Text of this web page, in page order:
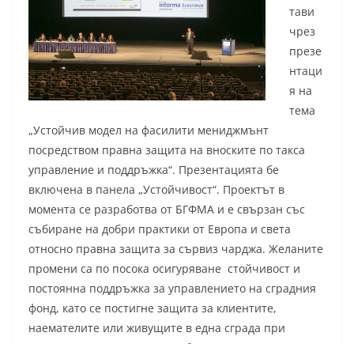
тави
чрез
презе
нтаци
я на
тема
„Устойчив модел на фасилити мениджмънт
посредством правна защита на вноските по такса
управление и поддръжка“. Презентацията бе
включена в панела „Устойчивост“. Проектът в
момента се разработва от БГФМА и е свързан със
събиране на добри практики от Европа и света
относно правна защита за сървиз чарджа. Желаните
промени са по посока осигуряване стойчивост и
постоянна поддръжка за управлението на сградния
фонд, като се постигне защита за клиентите,
наемателите или живущите в една сграда при